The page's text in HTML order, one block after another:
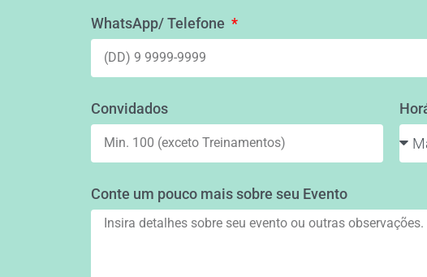
WhatsApp/ Telefone
Convidados
Conte um pouco mais sobre seu Evento